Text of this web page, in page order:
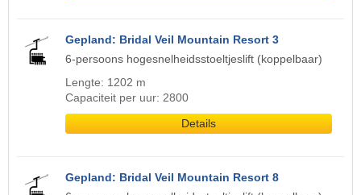
Gepland: Bridal Veil Mountain Resort 3
6-persoons hogesnelheidsstoeltjeslift (koppelbaar)
Lengte: 1202 m
Capaciteit per uur: 2800
Details
Gepland: Bridal Veil Mountain Resort 8